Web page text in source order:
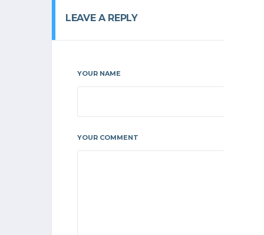
LEAVE A REPLY
YOUR NAME
YOUR COMMENT